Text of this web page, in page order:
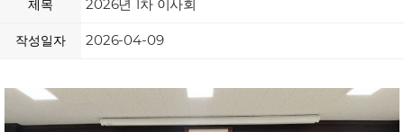
제목 2026년 1차 이사회
작성일자 2026-04-09